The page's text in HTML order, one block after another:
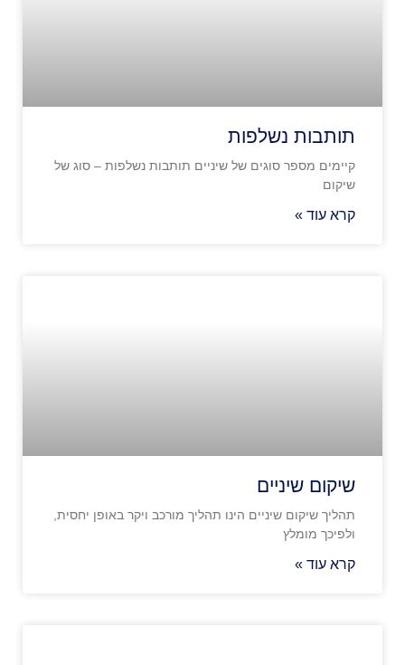
תותבות נשלפות
קיימים מספר סוגים של שיניים תותבות נשלפות – סוג של
שיקום
קרא עוד »
שיקום שיניים
תהליך שיקום שיניים הינו תהליך מורכב ויקר באופן יחסית,
ולפיכך מומלץ
קרא עוד »